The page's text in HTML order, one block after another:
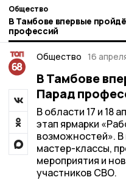
Общество
В Тамбове впервые
профессий
Общество 16
В Тамбове
Парад
В области 17 и 18
этап ярмарки
возможностей». В
мастер-классы,
мероприятия и
участников СВО.